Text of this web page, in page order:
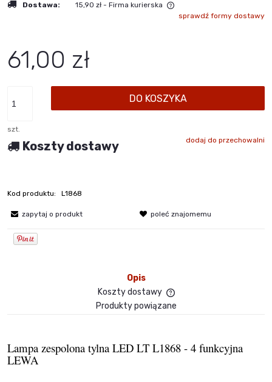
Dostawa:
15,90 zł - Firma kurierska
Cena nie zawiera ewentualnych kosztów płatnościsprawdź formy dostawy
61,00 zł
szt.
DO KOSZYKA
dodaj do przechowalni
Koszty dostawy
Kod produktu: L1868
zapytaj o produkt poleć znajomemu
Opis
Koszty dostawy
Produkty powiązane
Lampa zespolona tylna LED LT L1868 - 4 funkcyjna
LEWA